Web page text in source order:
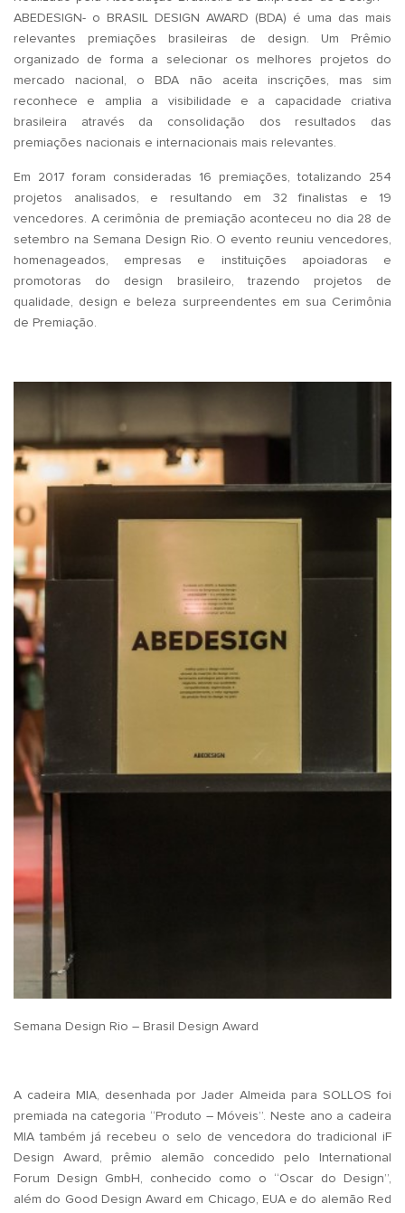
ABEDESIGN- o BRASIL DESIGN AWARD (BDA) é uma das mais
relevantes premiações brasileiras de design. Um Prêmio
organizado de forma a selecionar os melhores projetos do
mercado nacional, o BDA não aceita inscrições, mas sim
reconhece e amplia a visibilidade e a capacidade criativa
brasileira através da consolidação dos resultados das
premiações nacionais e internacionais mais relevantes.
Em 2017 foram consideradas 16 premiações, totalizando 254
projetos analisados, e resultando em 32 finalistas e 19
vencedores. A cerimônia de premiação aconteceu no dia 28 de
setembro na Semana Design Rio. O evento reuniu vencedores,
homenageados, empresas e instituições apoiadoras e
promotoras do design brasileiro, trazendo projetos de
qualidade, design e beleza surpreendentes em sua Cerimônia
de Premiação.
Semana Design Rio – Brasil Design Award
A cadeira MIA, desenhada por Jader Almeida para SOLLOS foi
premiada na categoria “Produto – Móveis”. Neste ano a cadeira
MIA também já recebeu o selo de vencedora do tradicional iF
Design Award, prêmio alemão concedido pelo International
Forum Design GmbH, conhecido como o “Oscar do Design”,
além do Good Design Award em Chicago, EUA e do alemão Red